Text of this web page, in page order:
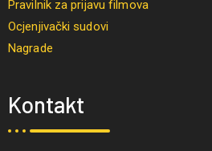
Pravilnik za prijavu filmova
Ocjenjivački sudovi
Nagrade
Kontakt